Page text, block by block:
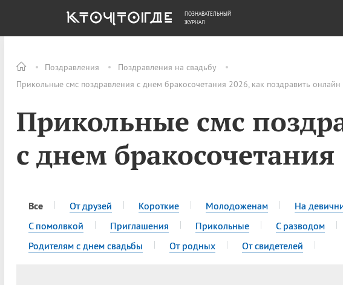
Поздравления
Поздравления на свадьбу
Прикольные смс поздравления с днем бракосочетания 2026, как поздравить онлайн
Прикольные смс
с днем бракосочетания
Все От друзей Короткие Молодоженам На
С помолвкой
Приглашения Прикольные С разводом
Родителям с днем свадьбы
От родных От свидетелей
ОБЩЕСТВО ДЕНЬГИ
ПОЗНАВАТЕЛЬНЫЙ
ЖУРНАЛ